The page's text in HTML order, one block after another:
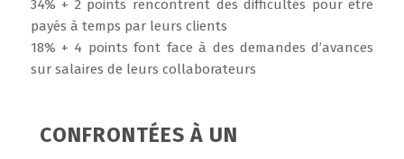
34% + 2 points rencontrent des difficultés pour être
payés à temps par leurs clients
18% + 4 points font face à des demandes d’avances
sur salaires de leurs collaborateurs
CONFRONTÉES À UN